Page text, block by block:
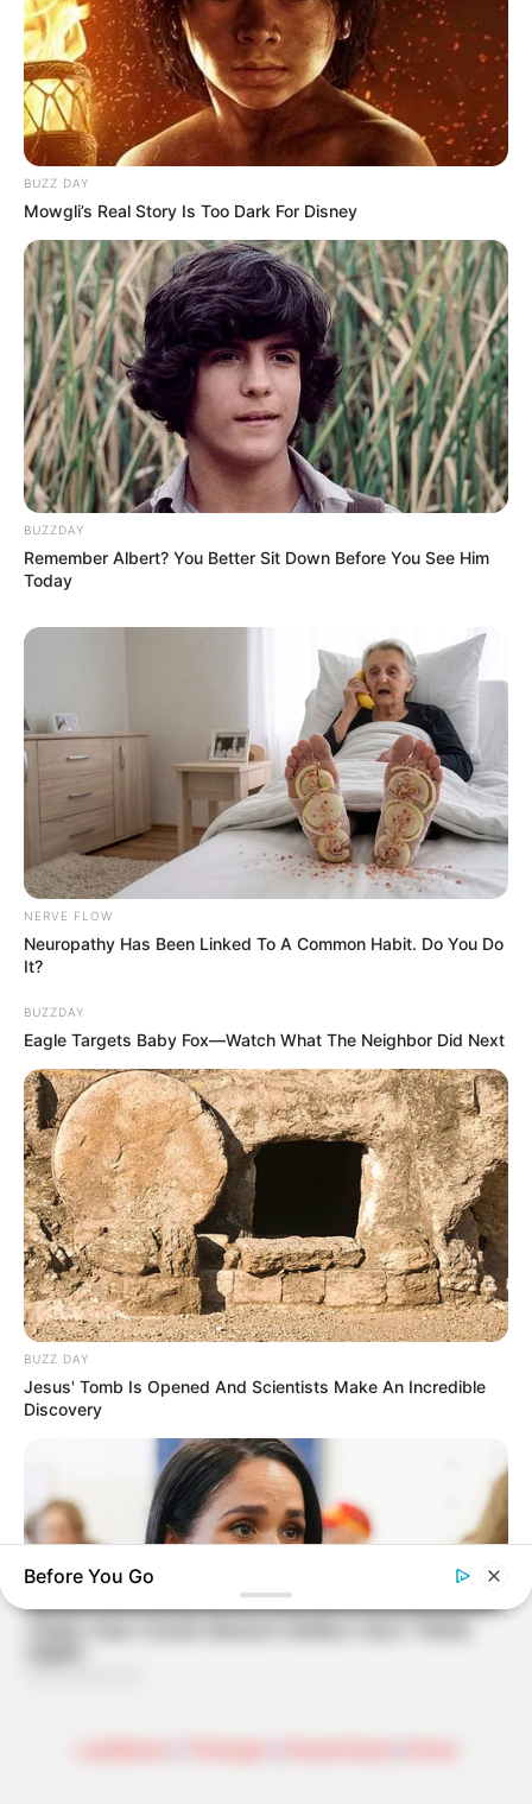
BUZZ DAY
Mowgli’s Real Story Is Too Dark For Disney
BUZZDAY
Remember Albert? You Better Sit Down Before You See Him
Today
NERVE FLOW
Neuropathy Has Been Linked To A Common Habit. Do You Do
It?
BUZZDAY
Eagle Targets Baby Fox—Watch What The Neighbor Did Next
BUZZ DAY
Jesus' Tomb Is Opened And Scientists Make An Incredible
Discovery
Before You Go